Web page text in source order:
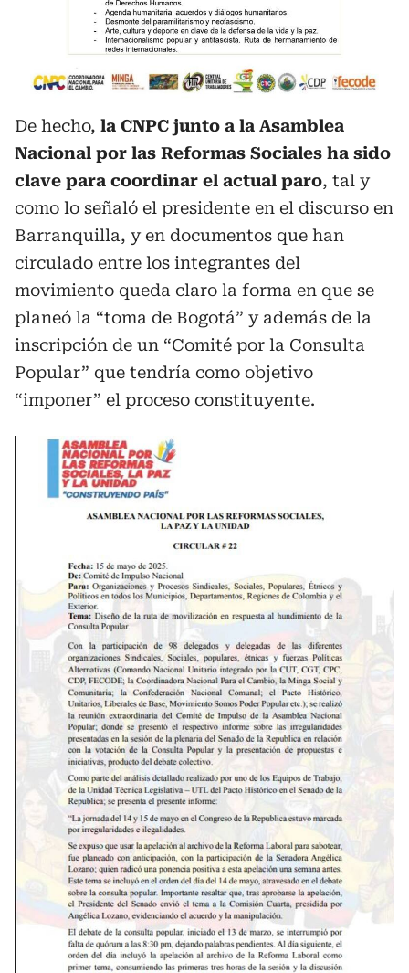
De hecho, la CNPC junto a la Asamblea
Nacional por las Reformas Sociales ha sido
clave para coordinar el actual paro, tal y
como lo señaló el presidente en el discurso en
Barranquilla, y en documentos que han
circulado entre los integrantes del
movimiento queda claro la forma en que se
planeó la “toma de Bogotá” y además de la
inscripción de un “Comité por la Consulta
Popular” que tendría como objetivo
“imponer” el proceso constituyente.